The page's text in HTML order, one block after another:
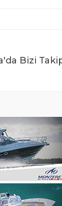
Bizi